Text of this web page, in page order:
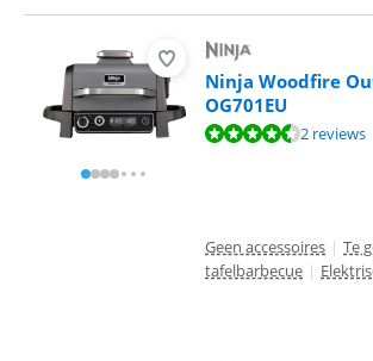
Ninja Woodfire
OG701EU
Beoordeling is 9,0 van de 10, gebaseerd op 22 reviews
Geen accessoires | Te
tafelbarbecue |